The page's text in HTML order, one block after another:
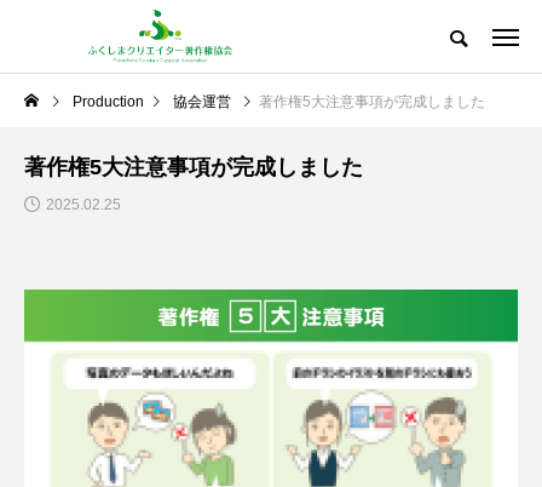
Production 協会運営 著作権5大注意事項が完成しました
著作権5大注意事項が完成しました
2025.02.25